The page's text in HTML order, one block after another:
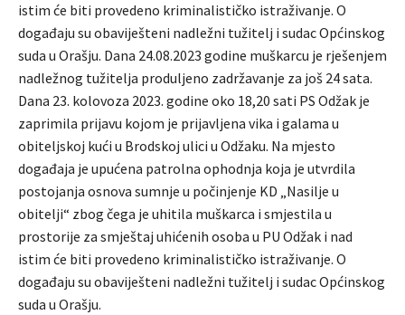
istim će biti provedeno kriminalističko istraživanje. O
događaju su obaviješteni nadležni tužitelj i sudac Općinskog
suda u Orašju. Dana 24.08.2023 godine muškarcu je rješenjem
nadležnog tužitelja produljeno zadržavanje za još 24 sata.
Dana 23. kolovoza 2023. godine oko 18,20 sati PS Odžak je
zaprimila prijavu kojom je prijavljena vika i galama u
obiteljskoj kući u Brodskoj ulici u Odžaku. Na mjesto
događaja je upućena patrolna ophodnja koja je utvrdila
postojanja osnova sumnje u počinjenje KD „Nasilje u
obitelji“ zbog čega je uhitila muškarca i smjestila u
prostorije za smještaj uhićenih osoba u PU Odžak i nad
istim će biti provedeno kriminalističko istraživanje. O
događaju su obaviješteni nadležni tužitelj i sudac Općinskog
suda u Orašju.